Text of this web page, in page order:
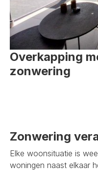
Overkapping
zonwering
Zonwering
Elke woonsituatie is
woningen naast elkaar